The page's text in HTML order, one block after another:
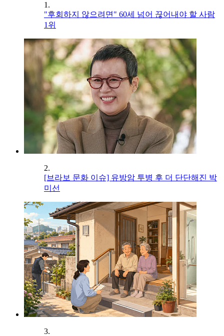
1.
"후회하지 않으려면" 60세 넘어 끊어내야 할 사람
1위
2.
[브라보 문화 이슈] 유방암 투병 후 더 단단해진 박
미선
3.